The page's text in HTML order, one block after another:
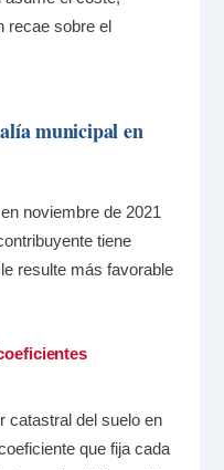
recae sobre el
municipal en
noviembre de 2021
tiene
resulte más favorable
catastral del suelo en
que fija cada